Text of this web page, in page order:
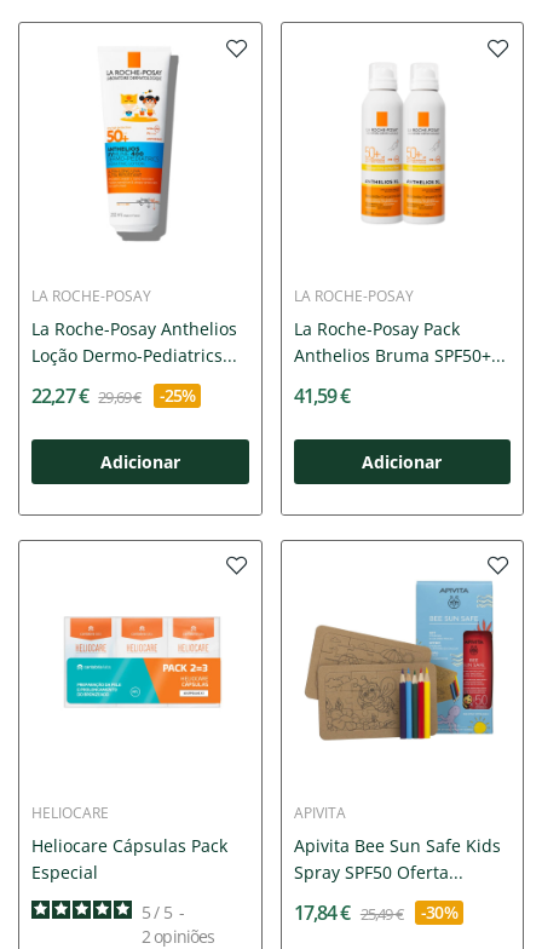
LA ROCHE-POSAY
La Roche-Posay Anthelios
Loção Dermo-Pediatrics...
22,27 € 29,69 € -25%
Adicionar
LA ROCHE-POSAY
La Roche-Posay Pack
Anthelios Bruma SPF50+...
41,59 €
Adicionar
HELIOCARE
Heliocare Cápsulas Pack
Especial
5/ 5 -
2opiniões
APIVITA
Apivita Bee Sun Safe Kids
Spray SPF50 Oferta...
17,84 € 25,49 € -30%